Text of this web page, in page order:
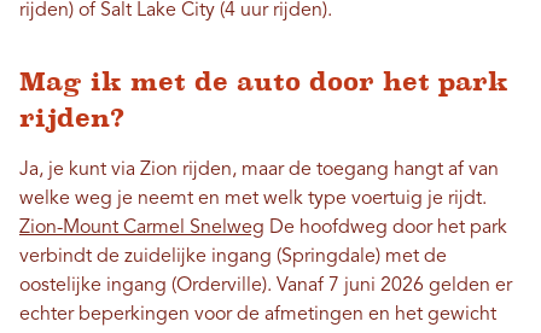
rijden) of Salt Lake City (4 uur rijden).
Mag ik met de auto door het park
rijden?
Ja, je kunt via Zion rijden, maar de toegang hangt af van
welke weg je neemt en met welk type voertuig je rijdt.
Zion-Mount Carmel Snelweg De hoofdweg door het park
verbindt de zuidelijke ingang (Springdale) met de
oostelijke ingang (Orderville). Vanaf 7 juni 2026 gelden er
echter beperkingen voor de afmetingen en het gewicht